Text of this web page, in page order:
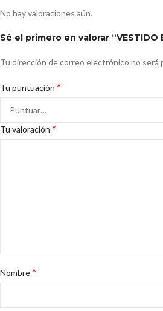
No hay valoraciones aún.
Sé el primero en valorar “VESTIDO
Tu dirección de correo electrónico no será
Tu puntuación *
Tu valoración *
Nombre*